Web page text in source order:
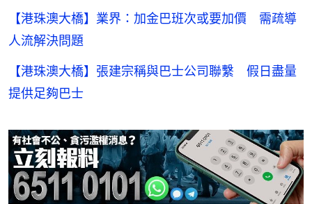
【港珠澳大橋】業界：加金巴班次或要加價 需疏導
人流解決問題
【港珠澳大橋】張建宗稱與巴士公司聯繫 假日盡量
提供足夠巴士